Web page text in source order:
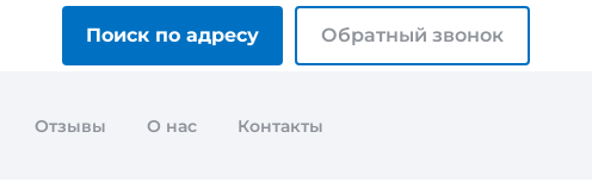
Поиск по адресу Обратный звонок
Отзывы О нас Контакты